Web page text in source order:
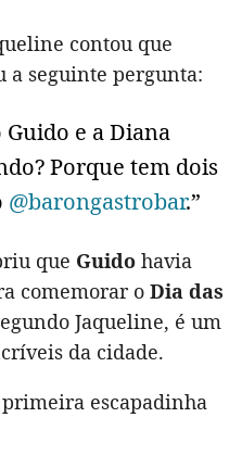
contou que
a seguinte pergunta:
Guido e a Diana
Porque tem dois
@barongastrobar.”
que Guido havia
comemorar o Dia das
Jaqueline, é um
da cidade.
escapadinha